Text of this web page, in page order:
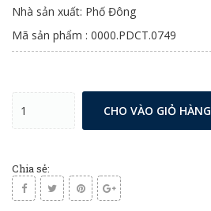
Nhà sản xuất: Phố Đông
Mã sản phẩm : 0000.PDCT.0749
CHO VÀO GIỎ HÀNG
Chia sẻ: